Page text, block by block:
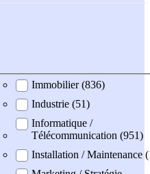
Immobilier (836)
Industrie (51)
Informatique /
Télécommunication (951)
Installation / Maintenance